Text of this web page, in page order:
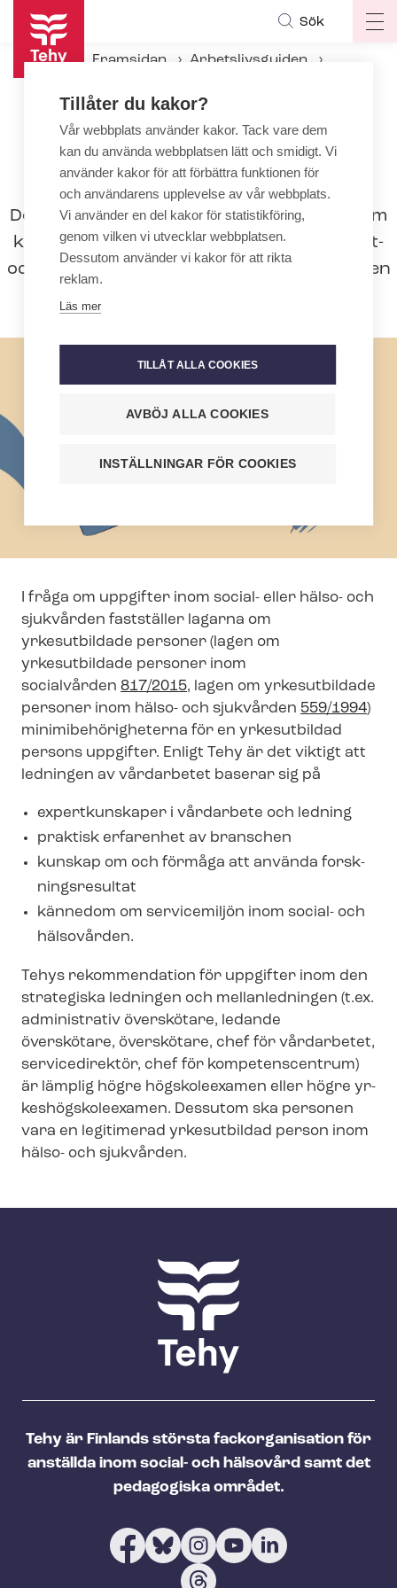
Hoppa
huvudinnehåll
Sök
Framsidan
Arbetslivsguiden
Chefsarbete
Utbildningskrav för chefer
Det anges inte i lag vilka kvalifikationer som
krävs för att arbeta med lednings-, expert-
och chefsuppgifter, så det är arbetsgivaren
I fråga om uppgifter inom social- eller hälso- och
sjukvården fastställer lagarna om
yrkesutbildade personer (lagen om
yrkesutbildade personer inom
socialvården 817/2015, lagen om yrkesutbildade
personer inom hälso- och sjukvården 559/1994)
mi­ni­mi­be­hö­rig­he­ter­na för en yrkesutbildad
persons uppgifter. Enligt Tehy är det viktigt att
ledningen av vårdarbetet baserar sig på
expertkunskaper i vårdarbete och ledning
praktisk erfarenhet av branschen
kunskap om och förmåga att använda forsk­
nings­re­sul­tat
kännedom om servicemiljön inom social- och
hälsovården.
Tehys rekommendation för uppgifter inom den
strategiska ledningen och mellanledningen (t.ex.
administrativ överskötare, ledande
överskötare, överskötare, chef för vårdarbetet,
servicedirektör, chef för kompetenscentrum)
är lämplig högre högskoleexamen eller högre yr­
kes­hög­sko­le­ex­a­men. Dessutom ska personen
vara en legitimerad yrkesutbildad person inom
hälso- och sjukvården.
Tehy är Finlands största fackorganisation för
anställda inom social- och hälsovård samt det
pedagogiska området.
Tillåter du kakor?
Vår webbplats använder kakor. Tack vare dem
kan du använda webbplatsen lätt och smidigt. Vi
använder kakor för att förbättra funktionen för
och användarens upplevelse av vår webbplats.
Vi använder en del kakor för statistikföring,
genom vilken vi utvecklar webbplatsen.
Dessutom använder vi kakor för att rikta
reklam.
Läs mer
TILLÅT ALLA COOKIES
AVBÖJ ALLA COOKIES
INSTÄLLNINGAR FÖR COOKIES